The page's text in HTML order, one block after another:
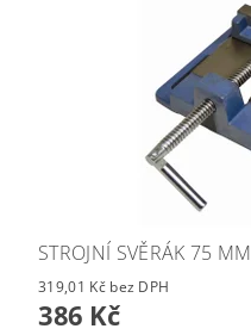
STROJNÍ SVĚRÁK 75 MM
319,01 Kč bez DPH
386 Kč